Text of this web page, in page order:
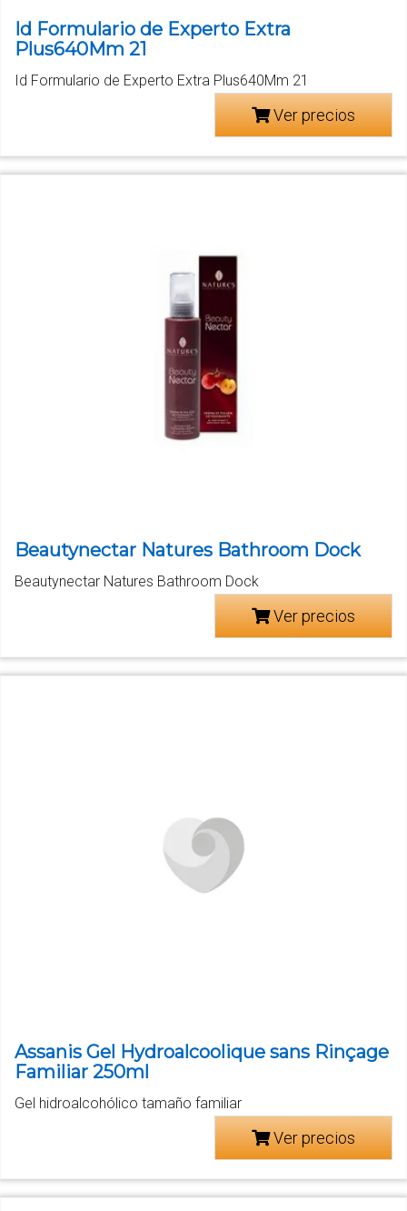
Id Formulario de Experto Extra
Plus640Mm 21
Id Formulario de Experto Extra Plus640Mm 21
Ver precios
Beautynectar Natures Bathroom Dock
Beautynectar Natures Bathroom Dock
Ver precios
Assanis Gel Hydroalcoolique sans Rinçage
Familiar 250ml
Gel hidroalcohólico tamaño familiar
Ver precios